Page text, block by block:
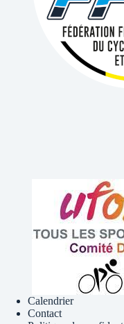
Calendrier
Contact